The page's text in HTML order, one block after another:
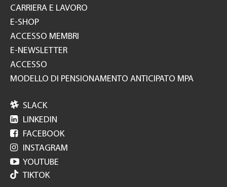
CARRIERA E LAVORO
E-SHOP
ACCESSO MEMBRI
E-NEWSLETTER
ACCESSO
MODELLO DI PENSIONAMENTO ANTICIPATO MPA
 SLACK
 LINKEDIN
 FACEBOOK
 INSTAGRAM
 YOUTUBE
TIKTOK